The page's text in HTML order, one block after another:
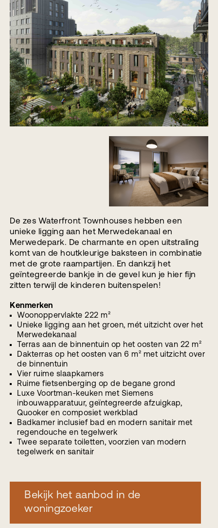
De zes Waterfront Townhouses hebben een
unieke ligging aan het Merwedekanaal en
Merwedepark. De charmante en open uitstraling
komt van de houtkleurige baksteen in combinatie
met de grote raampartijen. En dankzij het
geïntegreerde bankje in de gevel kun je hier fijn
zitten terwijl de kinderen buitenspelen!
Kenmerken
Woonoppervlakte 222 m²
Unieke ligging aan het groen, mét uitzicht over het
Merwedekanaal
Terras aan de binnentuin op het oosten van 22 m²
Dakterras op het oosten van 6 m² met uitzicht over
de binnentuin
Vier ruime slaapkamers
Ruime fietsenberging op de begane grond
Luxe Voortman-keuken met Siemens
inbouwapparatuur, geïntegreerde afzuigkap,
Quooker en composiet werkblad
Badkamer inclusief bad en modern sanitair met
regendouche en tegelwerk
Twee separate toiletten, voorzien van modern
tegelwerk en sanitair
Bekijk het aanbod in de
woningzoeker